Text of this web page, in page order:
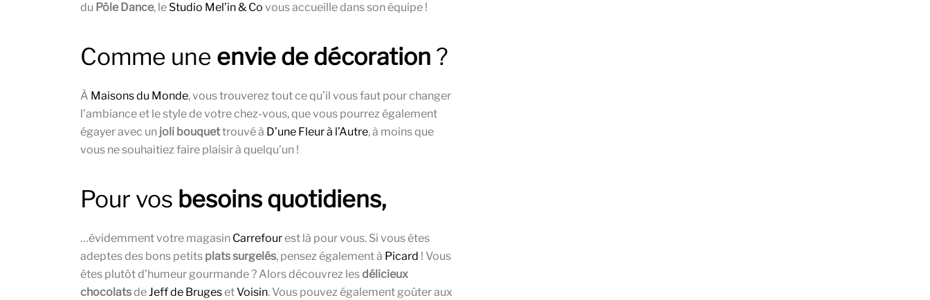
du Pôle Dance, le Studio Mel’in & Co vous accueille dans son équipe !
Comme une envie de décoration ?
À Maisons du Monde, vous trouverez tout ce qu’il vous faut pour changer
l’ambiance et le style de votre chez-vous, que vous pourrez également
égayer avec un joli bouquettrouvé à D’une Fleur à l’Autre, à moins que
vous ne souhaitiez faire plaisir à quelqu’un !
Pour vos besoins quotidiens,
…évidemment votre magasin Carrefourest là pour vous. Si vous êtes
adeptes des bons petits plats surgelés, pensez également à Picard ! Vous
êtes plutôt d’humeur gourmande ? Alors découvrez lesdélicieux
chocolatsdeJeff de BrugesetVoisin. Vous pouvez également goûter aux